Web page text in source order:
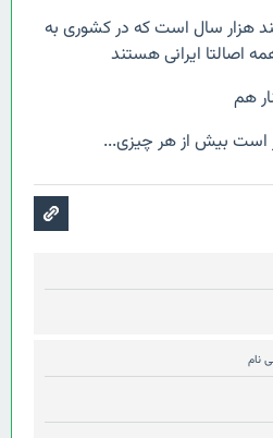
هزار سال است که در کشوری به
اصالتا ایرانی هستند
هم
است بیش از هر چیزی...
نام